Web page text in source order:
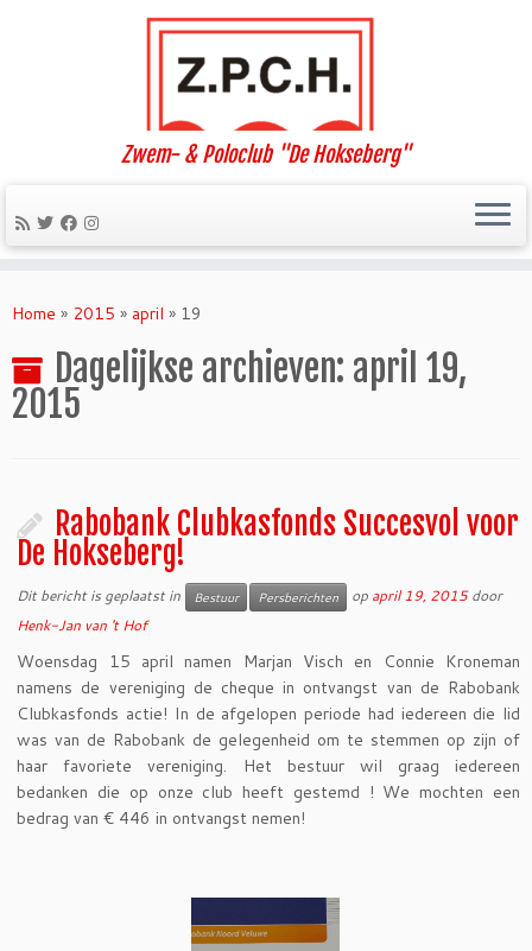
naar
Zwem- & Poloclub "De Hokseberg"
Home » 2015 » april » 19
Dagelijkse archieven: april 19,
2015
Rabobank Clubkasfonds Succesvol voor
De Hokseberg!
Dit bericht is geplaatst in Bestuur Persberichten op april 19, 2015 door
Henk-Jan van 't Hof
Woensdag 15 april namen Marjan Visch en Connie Kroneman
namens de vereniging de cheque in ontvangst van de Rabobank
Clubkasfonds actie! In de afgelopen periode had iedereen die lid
was van de Rabobank de gelegenheid om te stemmen op zijn of
haar favoriete vereniging. Het bestuur wil graag iedereen
bedanken die op onze club heeft gestemd ! We mochten een
bedrag van € 446 in ontvangst nemen!